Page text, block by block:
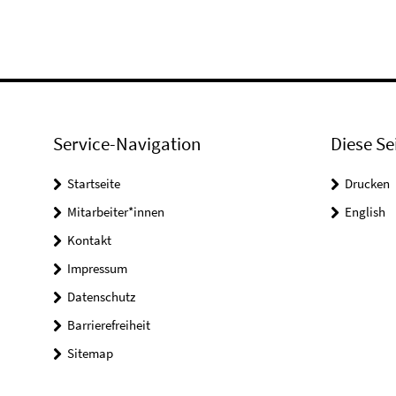
Service-Navigation
Startseite
Mitarbeiter*innen
Kontakt
Impressum
Datenschutz
Barrierefreiheit
Sitemap
Diese
Drucken
English